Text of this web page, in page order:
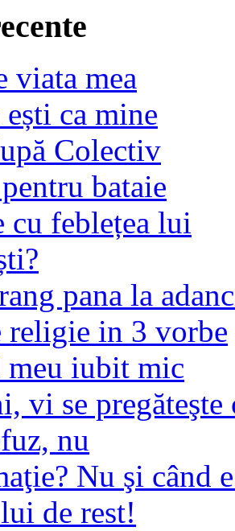
viata mea
ca mine
Colectiv
bataie
cu feblețea lui
pana la
religie in 3 vorbe
meu iubit mic
vi se pregăteşte
nu
Nu şi când
de rest!